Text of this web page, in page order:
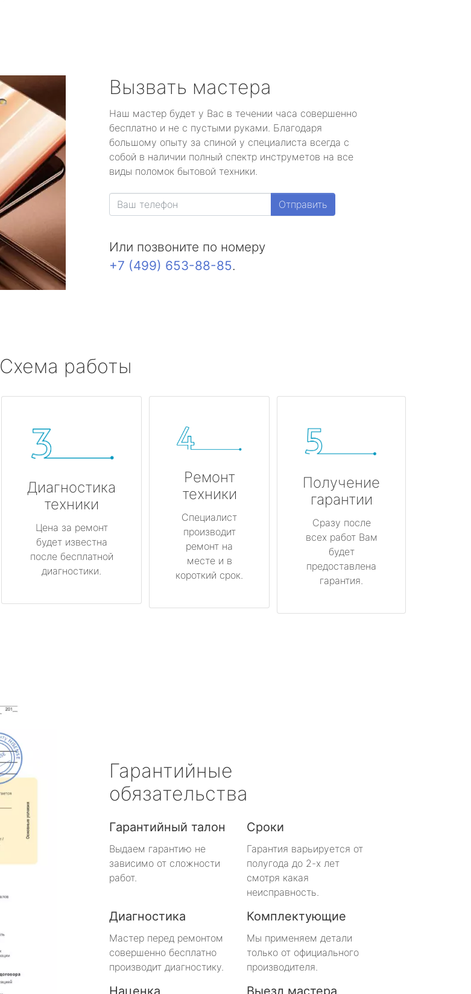
Вызвать мастера
Наш мастер будет у Вас в течении часа совершенно
бесплатно и не с пустыми руками. Благодаря
большому опыту за спиной у специалиста всегда с
собой в наличии полный спектр инструметов на все
виды поломок бытовой техники.
Отправить
Или позвоните по номеру
+7 (499) 653-88-85.
Схема работы
Диагностика
техники
Цена за ремонт
будет известна
после бесплатной
диагностики.
Ремонт
техники
Специалист
производит
ремонт на
месте и в
короткий срок.
Получение
гарантии
Сразу после
всех работ Вам
будет
предоставлена
гарантия.
Гарантийные
обязательства
Гарантийный талон
Выдаем гарантию не
зависимо от сложности
работ.
Сроки
Гарантия варьируется от
полугода до 2-х лет
смотря какая
неисправность.
Диагностика
Мастер перед ремонтом
совершенно бесплатно
производит диагностику.
Комплектующие
Мы применяем детали
только от официального
производителя.
Наценка Выезд мастера